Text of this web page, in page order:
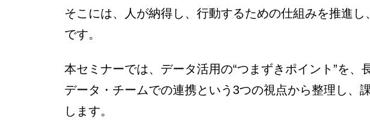
そこには、人が納得し、行動するための仕組みを推進
です。
本セミナーでは、データ活用の“つまずきポイント”を
データ・チームでの連携という3つの視点から整理し、
します。